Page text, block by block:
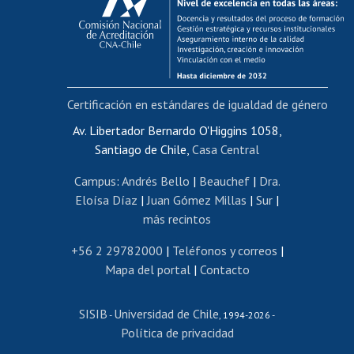
Postulación al AUCAI
Funcionarias/os
Cursos internos de capacitación
Bienestar del personal
Portal de movilidad interna
Certificado de renta
Certificado de renta honorarios
Editar páginas blancas
Extranjeras/os
Revalidación y reconocimiento de títulos
Postulación al Programa de Movilidad Estudiantil
Cursos de español
Av. Libertador Bernardo O'Higgins 1058,
Santiago de Chile, Casa Central
Campus: Andrés Bello | Beauchef| Dra.
Eloísa Díaz |Juan Gómez Millas | Sur |
más recintos
+56 2 29782000 | Teléfonos y correos |
Mapa del portal| Contacto
SISIB - Universidad de Chile, 1994-2026 -
Política de privacidad
Certificación en estándares de igualdad de género